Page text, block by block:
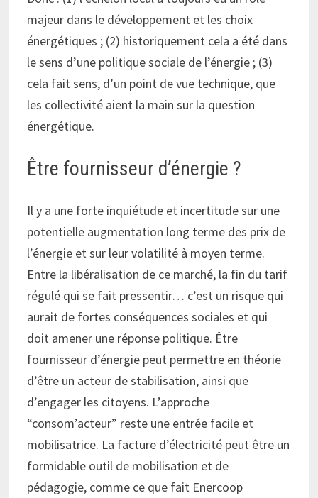
majeur dans le développement et les choix
énergétiques ; (2) historiquement cela a été dans
le sens d’une politique sociale de l’énergie ; (3)
cela fait sens, d’un point de vue technique, que
les collectivité aient la main sur la question
énergétique.
Être fournisseur d’énergie ?
Il y a une forte inquiétude et incertitude sur une
potentielle augmentation long terme des prix de
l’énergie et sur leur volatilité à moyen terme.
Entre la libéralisation de ce marché, la fin du tarif
régulé qui se fait pressentir… c’est un risque qui
aurait de fortes conséquences sociales et qui
doit amener une réponse politique. Être
fournisseur d’énergie peut permettre en théorie
d’être un acteur de stabilisation, ainsi que
d’engager les citoyens. L’approche
“consom’acteur” reste une entrée facile et
mobilisatrice. La facture d’électricité peut être un
formidable outil de mobilisation et de
pédagogie, comme ce que fait Enercoop